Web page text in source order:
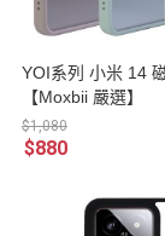
YOI系列 小米 14
【Moxbii 嚴選】
$1,080
$880